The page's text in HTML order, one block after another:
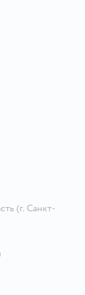
(г. Санкт-